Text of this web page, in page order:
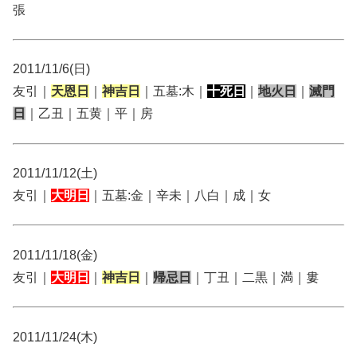
張
2011/11/6(日)
友引｜ 天恩日 神吉日 ｜五墓:木｜ 十死日 地火日
滅門
日
｜乙丑｜五黄｜平｜房
2011/11/12(土)
友引｜ 大明日 ｜五墓:金｜辛未｜八白｜成｜女
2011/11/18(金)
友引｜ 大明日 神吉日 帰忌日 ｜丁丑｜二黒｜満｜婁
2011/11/24(木)